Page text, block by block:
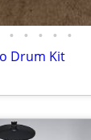
• • • • •
Drum Kit